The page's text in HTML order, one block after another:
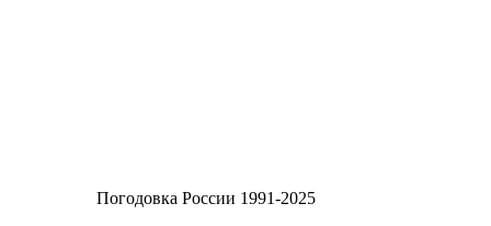
Погодовка России 1991-2025